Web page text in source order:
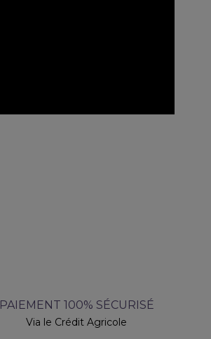
PAIEMENT 100% SÉCURISÉ
Via le Crédit Agricole